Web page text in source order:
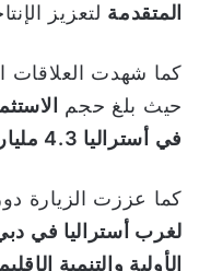
المتقدمة لتعزيز
كما شهدت العلاقات
حيث بلغ حجم
في أستراليا 4.3 مليار دولار في عام 2024
كما عززت الزيارة
لغرب أستراليا في
الأولية والتنمية